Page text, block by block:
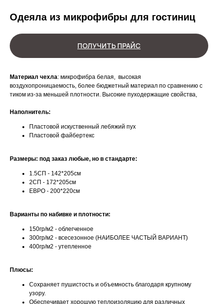
Одеяла из микрофибры для гостиниц
ПОЛУЧИТЬ ПРАЙС
Материал чехла: микрофибра белая, высокая
воздухопроницаемость, более бюджетный материал по сравнению с
тиком из-за меньшей плотности. Высокие пуходержащие свойства,
Наполнитель:
Пластовой искуственный лебяжий пух
Пластовой файбертекс
Размеры: под заказ любые, но в стандарте:
1.5СП - 142*205см
2СП - 172*205см
ЕВРО - 200*220см
Варианты по набивке и плотности:
150гр/м2 - облегченное
300гр/м2 - всесезонное (НАИБОЛЕЕ ЧАСТЫЙ ВАРИАНТ)
400гр/м2 - утепленное
Плюсы:
Сохраняет пушистость и объемность благодаря крупному
узору.
Обеспечивает хорошую теплоизоляцию для различных